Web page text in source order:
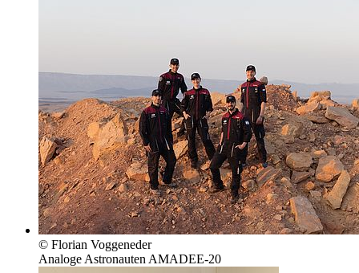
© Florian Voggeneder
Analoge Astronauten AMADEE-20